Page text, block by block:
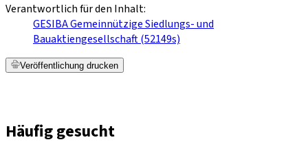
Verantwortlich für den Inhalt:
GESIBA Gemeinnützige Siedlungs- und
Bauaktiengesellschaft (52149s)
Veröffentlichung drucken
Häufig gesucht